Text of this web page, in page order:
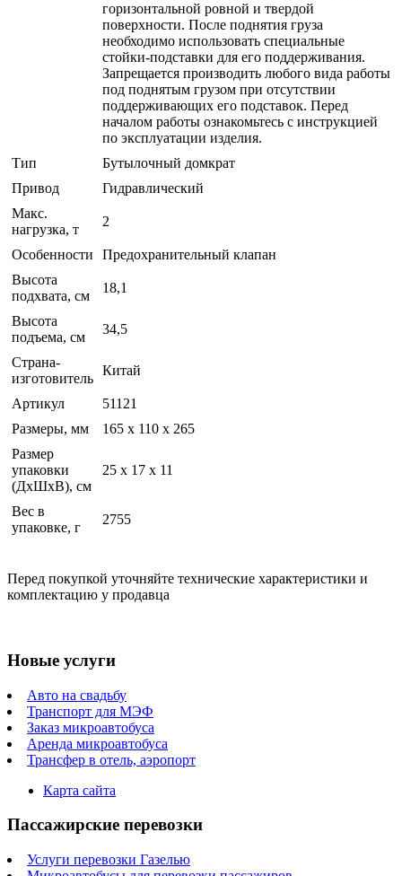
горизонтальной ровной и твердой
поверхности. После поднятия груза
необходимо использовать специальные
стойки-подставки для его поддерживания.
Запрещается производить любого вида работы
под поднятым грузом при отсутствии
поддерживающих его подставок. Перед
началом работы ознакомьтесь с инструкцией
по эксплуатации изделия.
Тип
Бутылочный домкрат
Привод
Гидравлический
Макс.
нагрузка, т
2
Особенности
Предохранительный клапан
Высота
подхвата, см
18,1
Высота
подъема, см
34,5
Страна-
изготовитель
Китай
Артикул
51121
Размеры, мм
165 х 110 х 265
Размер
упаковки
(ДхШхВ), см
25 x 17 x 11
Вес в
упаковке, г
2755
Перед покупкой уточняйте технические характеристики и
комплектацию у продавца
Новые услуги
Авто на свадьбу
Транспорт для МЭФ
Заказ микроавтобуса
Аренда микроавтобуса
Трансфер в отель, аэропорт
Карта сайта
Пассажирские перевозки
Услуги перевозки Газелью